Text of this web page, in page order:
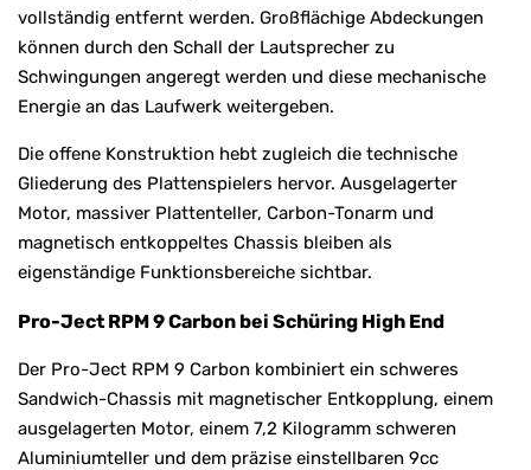
vollständig entfernt werden. Großflächige Abdeckungen
können durch den Schall der Lautsprecher zu
Schwingungen angeregt werden und diese mechanische
Energie an das Laufwerk weitergeben.
Die offene Konstruktion hebt zugleich die technische
Gliederung des Plattenspielers hervor. Ausgelagerter
Motor, massiver Plattenteller, Carbon-Tonarm und
magnetisch entkoppeltes Chassis bleiben als
eigenständige Funktionsbereiche sichtbar.
Pro-Ject RPM 9 Carbon bei Schüring High End
Der Pro-Ject RPM 9 Carbon kombiniert ein schweres
Sandwich-Chassis mit magnetischer Entkopplung, einem
ausgelagerten Motor, einem 7,2 Kilogramm schweren
Aluminiumteller und dem präzise einstellbaren 9cc